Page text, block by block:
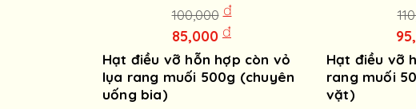
100,000 đ
85,000 đ
Hạt điều vỡ hỗn hợp còn vỏ
lụa rang muối 500g (chuyên
uống bia)
Hạt điều vỡ
rang muối
vặt)